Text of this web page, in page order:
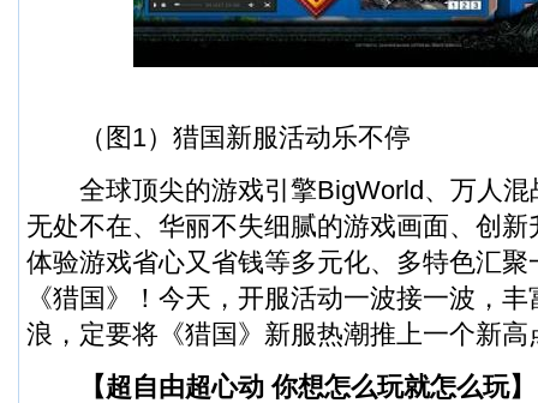
（图1）猎国新服活动乐不停
全球顶尖的游戏引擎BigWorld、万人混
无处不在、华丽不失细腻的游戏画面、创
体验游戏省心又省钱等多元化、多特色汇
《猎国》！今天，开服活动一波接一波，
浪，定要将《猎国》新服热潮推上一个新高
【超自由超心动 你想怎么玩就怎么玩】